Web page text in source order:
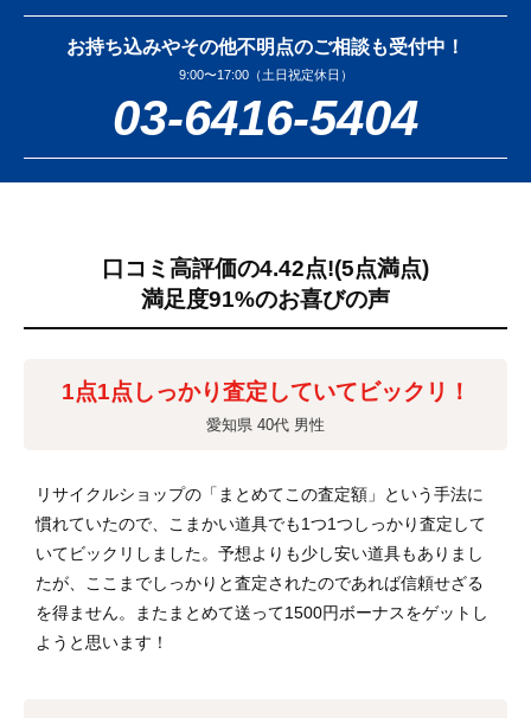
お持ち込みやその他不明点のご相談も受付中！
9:00〜17:00（土日祝定休日）
03-6416-5404
口コミ高評価の4.42点!(5点満点)
満足度91%のお喜びの声
1点1点しっかり査定していてビックリ！
愛知県 40代 男性
リサイクルショップの「まとめてこの査定額」という手法に
慣れていたので、こまかい道具でも1つ1つしっかり査定して
いてビックリしました。予想よりも少し安い道具もありまし
たが、ここまでしっかりと査定されたのであれば信頼せざる
を得ません。またまとめて送って1500円ボーナスをゲットし
ようと思います！